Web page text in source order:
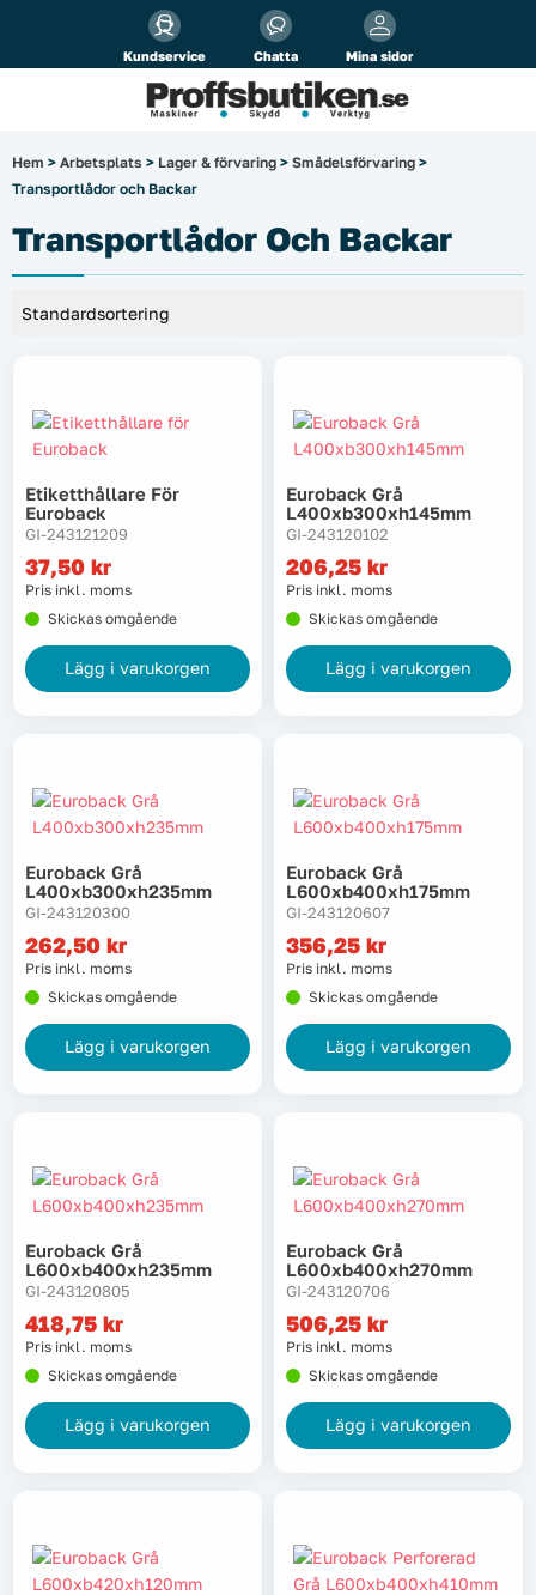
Kundservice Chatta Mina sidor
Alla priser visasinkl. moms!
Företag Privat
Arbetsplats
El & belysning
Fordonsbelysning & lastbilstillbehör
Garage & verkstad
Laserinstrument
Lyft, transport & materialhantering
Maskiner
Maskintillbehör & förbrukning
Oljor & kem
Skydd & kläder
Svets
Tryckluft
Trädgård & utemiljö
Verktyg
Värme, VVS & inomhusklimat
Hem Kampanjer
Om oss Kontakta oss
Hem > Arbetsplats > Lager & förvaring > Smådelsförvaring >
Transportlådor och Backar
Transportlådor Och Backar
Etiketthållare För
Euroback
GI-243121209
37,50 kr
Pris inkl. moms
Skickas omgående
Lägg i varukorgen
Euroback Grå
L400xb300xh145mm
GI-243120102
206,25 kr
Pris inkl. moms
Skickas omgående
Lägg i varukorgen
Euroback Grå
L400xb300xh235mm
GI-243120300
262,50 kr
Pris inkl. moms
Skickas omgående
Lägg i varukorgen
Euroback Grå
L600xb400xh175mm
GI-243120607
356,25 kr
Pris inkl. moms
Skickas omgående
Lägg i varukorgen
Euroback Grå
L600xb400xh235mm
GI-243120805
418,75 kr
Pris inkl. moms
Skickas omgående
Lägg i varukorgen
Euroback Grå
L600xb400xh270mm
GI-243120706
506,25 kr
Pris inkl. moms
Skickas omgående
Lägg i varukorgen